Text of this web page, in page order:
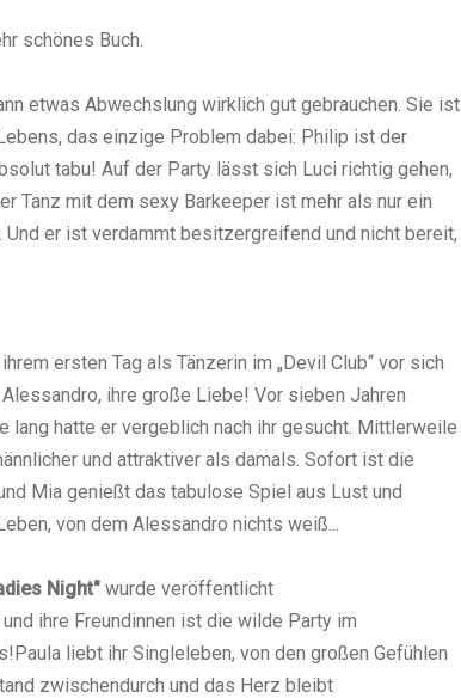
schönes Buch.
etwas Abwechslung wirklich gut gebrauchen. Sie ist
das einzige Problem dabei: Philip ist der
tabu! Auf der Party lässt sich Luci richtig gehen,
Tanz mit dem sexy Barkeeper ist mehr als nur ein
er ist verdammt besitzergreifend und nicht bereit,
ersten Tag als Tänzerin im „Devil Club“ vor sich
ihre große Liebe! Vor sieben Jahren
hatte er vergeblich nach ihr gesucht. Mittlerweile
und attraktiver als damals. Sofort ist die
Mia genießt das tabulose Spiel aus Lust und
von dem Alessandro nichts weiß...
Night" wurde veröffentlicht
ihre Freundinnen ist die wilde Party im
liebt ihr Singleleben, von den großen Gefühlen
zwischendurch und das Herz bleibt